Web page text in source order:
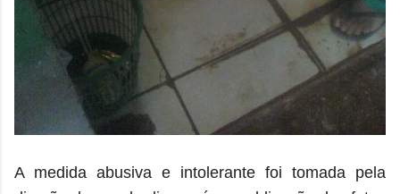
A medida abusiva e intolerante foi tomada pela